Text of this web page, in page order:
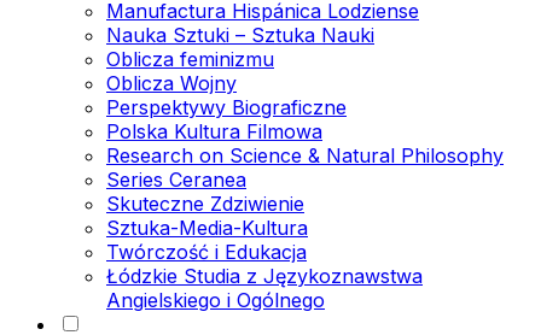
Manufactura Hispánica Lodziense
Nauka Sztuki – Sztuka Nauki
Oblicza feminizmu
Oblicza Wojny
Perspektywy Biograficzne
Polska Kultura Filmowa
Research on Science & Natural Philosophy
Series Ceranea
Skuteczne Zdziwienie
Sztuka-Media-Kultura
Twórczość i Edukacja
Łódzkie Studia z Językoznawstwa
Angielskiego i Ogólnego